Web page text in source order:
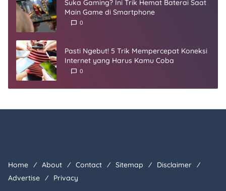
Suka Gaming? Ini Trik Hemat Baterai Saat
Main Game di Smartphone
0
Pasti Ngebut! 5 Trik Mempercepat Koneksi
Internet yang Harus Kamu Coba
0
Home About Contact Sitemap
Disclaimer
Advertise
Privacy